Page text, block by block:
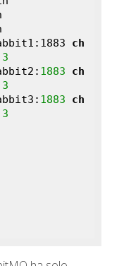
ch
3
1883
ch
3
1883
ch
3